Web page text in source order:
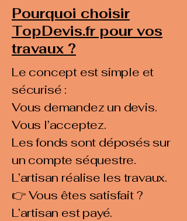
Pourquoi choisir
TopDevis.fr pour vos
travaux ?
Le concept est simple et
sécurisé :
Vous demandez un devis.
Vous l’acceptez.
Les fonds sont déposés sur
un compte séquestre.
L’artisan réalise les travaux.
👉 Vous êtes satisfait ?
L’artisan est payé.